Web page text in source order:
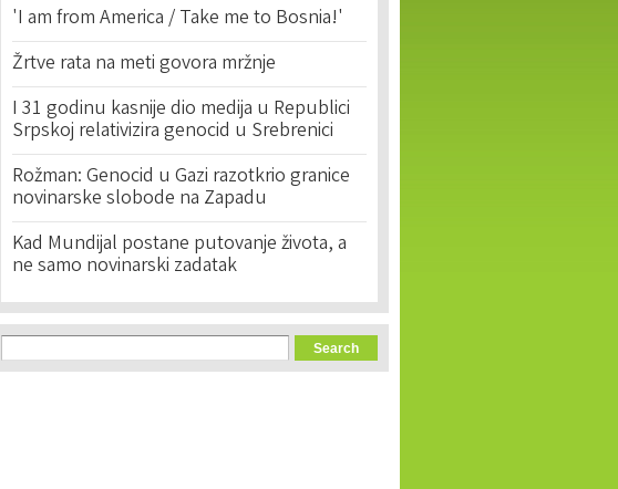
'I am from America / Take me to Bosnia!'
Žrtve rata na meti govora mržnje
I 31 godinu kasnije dio medija u Republici
Srpskoj relativizira genocid u Srebrenici
Rožman: Genocid u Gazi razotkrio granice
novinarske slobode na Zapadu
Kad Mundijal postane putovanje života, a
ne samo novinarski zadatak
Search form
Search